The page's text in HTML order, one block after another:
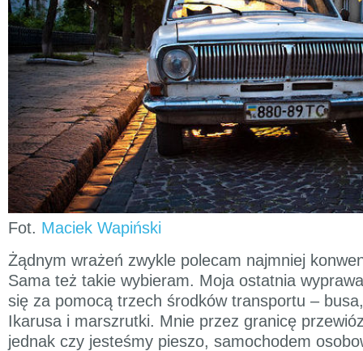
Fot. Maciek Wapiński
Żądnym wrażeń zwykle polecam najmniej
Sama też takie wybieram. Moja ostatnia
się za pomocą trzech środków transportu –
Ikarusa i marszrutki. Mnie przez granicę
jednak czy jesteśmy pieszo, samochodem